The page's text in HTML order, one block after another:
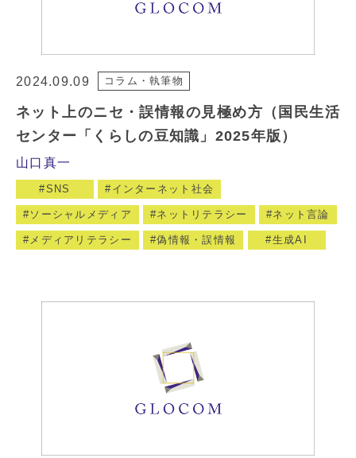
2024.09.09 コラム・執筆物
ネット上のニセ・誤情報の見極め方（国民生活
センター「くらしの豆知識」2025年版）
山口真一
SNS インターネット社会
ソーシャルメディア ネットリテラシー ネット言論
メディアリテラシー 偽情報・誤情報 生成AI